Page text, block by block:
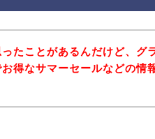
たことがあるんだけど、グ
得なサマーセールなどの情